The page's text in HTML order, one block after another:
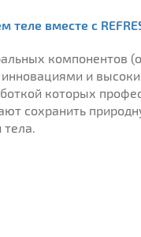
теле вместе с
компонентов
и
которых
сохранить
тела.